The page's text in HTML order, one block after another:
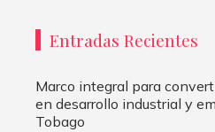
Entradas Recientes
Marco integral para
en desarrollo industrial y
Tobago